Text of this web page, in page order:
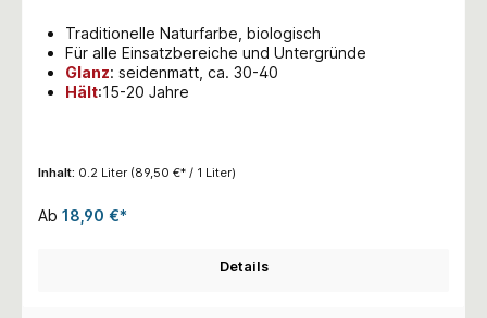
Traditionelle Naturfarbe, biologisch
Für alle Einsatzbereiche und Untergründe
Glanz: seidenmatt, ca. 30-40
Hält:15-20 Jahre
Inhalt: 0.2 Liter (89,50 €* / 1 Liter)
Ab 18,90 €*
Details